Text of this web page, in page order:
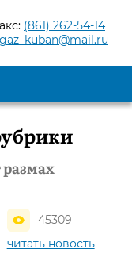
(861) 262-54-14
45309
читать новость